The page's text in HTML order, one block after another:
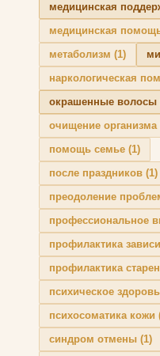
медицинская
медицинская
метаболизм (1)
наркологическая
окрашенные волосы
очищение организма
помощь семье (1)
после праздников (1)
преодоление
профессиональное
профилактика
профилактика
психическое
психосоматика кожи
синдром отмены (1)